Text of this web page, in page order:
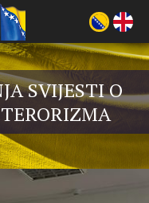
SVIJESTI O